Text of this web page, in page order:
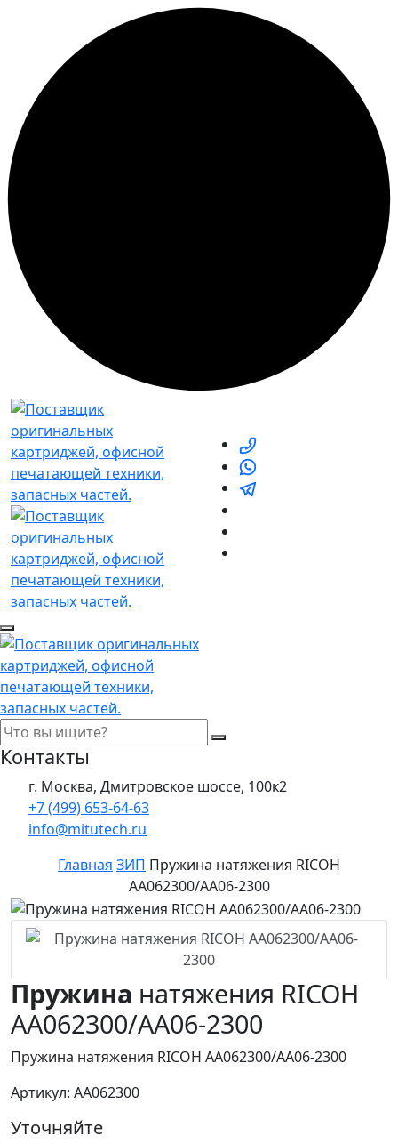
Контакты
г. Москва, Дмитровское шоссе, 100к2
+7 (499) 653-64-63
info@mitutech.ru
Главная ЗИП Пружина натяжения RICOH
AA062300/AA06-2300
Пружина натяжения RICOH
AA062300/AA06-2300
Пружина натяжения RICOH AA062300/AA06-2300
Артикул: AA062300
Уточняйте